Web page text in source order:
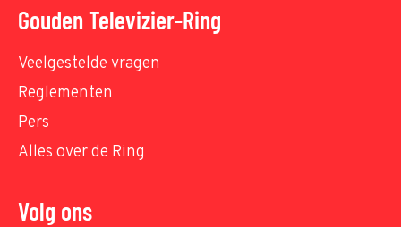
Gouden Televizier-Ring
Veelgestelde vragen
Reglementen
Pers
Alles over de Ring
Volg ons